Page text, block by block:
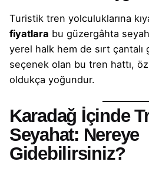
Turistik tren yolculuklarına
fiyatlara bu güzergâhta
yerel halk hem de sırt
seçenek olan bu tren hattı,
oldukça yoğundur.
Karadağ İçinde
Seyahat: Nereye
Gidebilirsiniz?